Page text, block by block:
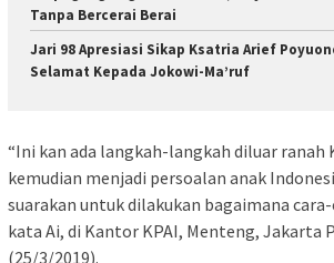
Tanpa Bercerai Berai
Jari 98 Apresiasi Sikap Ksatria Arief
Selamat Kepada Jokowi-Ma’ruf
“Ini kan ada langkah-langkah diluar ranah
kemudian menjadi persoalan anak
suarakan untuk dilakukan bagaimana cara-
kata Ai, di Kantor KPAI, Menteng, Jakarta
(25/3/2019).